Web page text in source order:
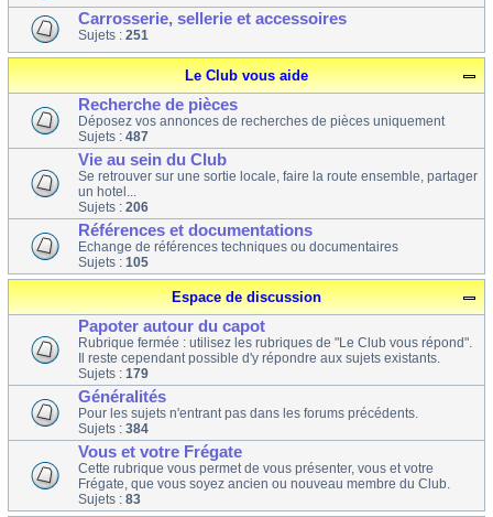
Carrosserie, sellerie et accessoires
Sujets : 251
Le Club vous aide
Recherche de pièces
Déposez vos annonces de recherches de pièces uniquement
Sujets : 487
Vie au sein du Club
Se retrouver sur une sortie locale, faire la route ensemble, partager
un hotel...
Sujets : 206
Références et documentations
Echange de références techniques ou documentaires
Sujets : 105
Espace de discussion
Papoter autour du capot
Rubrique fermée : utilisez les rubriques de "Le Club vous répond".
Il reste cependant possible d'y répondre aux sujets existants.
Sujets : 179
Généralités
Pour les sujets n'entrant pas dans les forums précédents.
Sujets : 384
Vous et votre Frégate
Cette rubrique vous permet de vous présenter, vous et votre
Frégate, que vous soyez ancien ou nouveau membre du Club.
Sujets : 83